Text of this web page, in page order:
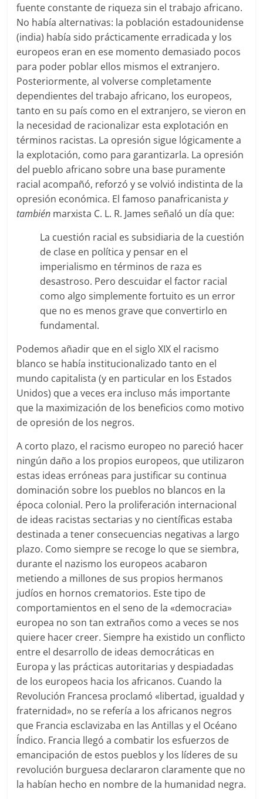
fuente constante de riqueza sin el trabajo africano.
No había alternativas: la población estadounidense
(india) había sido prácticamente erradicada y los
europeos eran en ese momento demasiado pocos
para poder poblar ellos mismos el extranjero.
Posteriormente, al volverse completamente
dependientes del trabajo africano, los europeos,
tanto en su país como en el extranjero, se vieron en
la necesidad de racionalizar esta explotación en
términos racistas. La opresión sigue lógicamente a
la explotación, como para garantizarla. La opresión
del pueblo africano sobre una base puramente
racial acompañó, reforzó y se volvió indistinta de la
opresión económica. El famoso panafricanistay
también marxista C. L. R. James señaló un día que:
La cuestión racial es subsidiaria de la cuestión
de clase en política y pensar en el
imperialismo en términos de raza es
desastroso. Pero descuidar el factor racial
como algo simplemente fortuito es un error
que no es menos grave que convertirlo en
fundamental.
Podemos añadir que en el siglo XIX el racismo
blanco se había institucionalizado tanto en el
mundo capitalista (y en particular en los Estados
Unidos) que a veces era incluso más importante
que la maximización de los beneficios como motivo
de opresión de los negros.
A corto plazo, el racismo europeo no pareció hacer
ningún daño a los propios europeos, que utilizaron
estas ideas erróneas para justificar su continua
dominación sobre los pueblos no blancos en la
época colonial. Pero la proliferación internacional
de ideas racistas sectarias y no científicas estaba
destinada a tener consecuencias negativas a largo
plazo. Como siempre se recoge lo que se siembra,
durante el nazismo los europeos acabaron
metiendo a millones de sus propios hermanos
judíos en hornos crematorios. Este tipo de
comportamientos en el seno de la «democracia»
europea no son tan extraños como a veces se nos
quiere hacer creer. Siempre ha existido un conflicto
entre el desarrollo de ideas democráticas en
Europa y las prácticas autoritarias y despiadadas
de los europeos hacia los africanos. Cuando la
Revolución Francesa proclamó «libertad, igualdad y
fraternidad», no se refería a los africanos negros
que Francia esclavizaba en las Antillas y el Océano
Índico. Francia llegó a combatir los esfuerzos de
emancipación de estos pueblos y los líderes de su
revolución burguesa declararon claramente que no
la habían hecho en nombre de la humanidad negra.